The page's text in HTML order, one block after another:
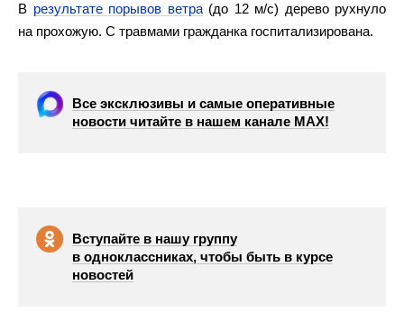
В результате порывов ветра(до 12 м/с) дерево рухнуло
на прохожую. С травмами гражданка госпитализирована.
Все эксклюзивы и самые оперативные
новости читайте в нашем канале МАХ!
Вступайте в нашу группу
в одноклассниках, чтобы быть в курсе
новостей